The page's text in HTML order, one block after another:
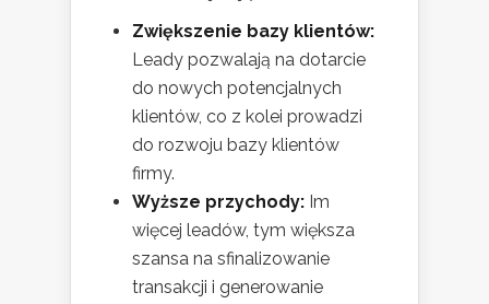
Zwiększenie bazy klientów:
Leady pozwalają na dotarcie
do nowych potencjalnych
klientów, co z kolei prowadzi
do rozwoju bazy klientów
firmy.
Wyższe przychody: Im
więcej leadów, tym większa
szansa na sfinalizowanie
transakcji i generowanie